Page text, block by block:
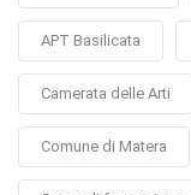
APT Basilicata
Camerata delle Arti
Comune di Matera